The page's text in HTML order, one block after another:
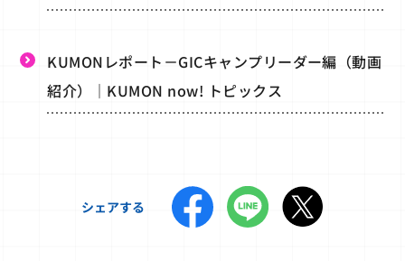
KUMONレポート－GICキャンプリーダー編（動画
紹介）｜KUMON now! トピックス
シェアする